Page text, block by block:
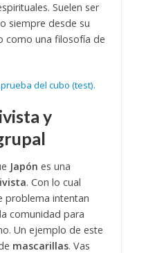
Suelen ser
siempre desde su
como una filosofía de
del cubo (test).
y
Japón es una
. Con lo cual
problema intentan
comunidad para
Un ejemplo de este
mascarillas. Vas